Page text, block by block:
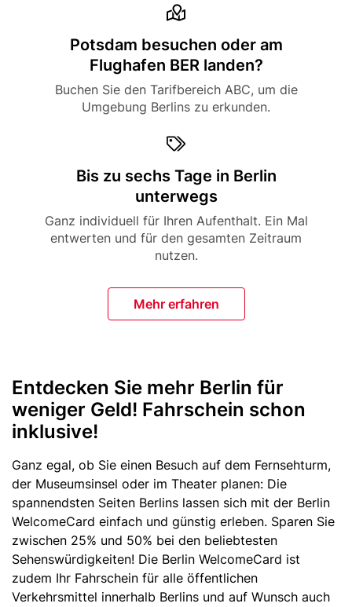
Icon
Potsdam besuchen oder am
Flughafen BER landen?
Description
Buchen Sie den Tarifbereich ABC, um die
Umgebung Berlins zu erkunden.
Icon
Bis zu sechs Tage in Berlin
unterwegs
Description
Ganz individuell für Ihren Aufenthalt. Ein Mal
entwerten und für den gesamten Zeitraum
nutzen.
Mehr erfahren
TextEntdecken Sie mehr Berlin für
weniger Geld! Fahrschein schon
inklusive!
Ganz egal, ob Sie einen Besuch auf dem Fernsehturm,
der Museumsinsel oder im Theater planen: Die
spannendsten Seiten Berlins lassen sich mit der Berlin
WelcomeCard einfach und günstig erleben. Sparen Sie
zwischen 25% und 50% bei den beliebtesten
Sehenswürdigkeiten! Die Berlin WelcomeCard ist
zudem Ihr Fahrschein für alle öffentlichen
Verkehrsmittel innerhalb Berlins und auf Wunsch auch